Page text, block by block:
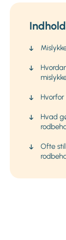
Hvad
Ofte